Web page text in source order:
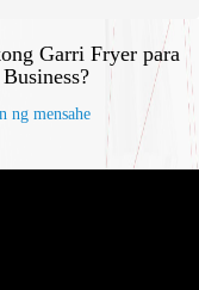
Garri Fryer para
ng mensahe